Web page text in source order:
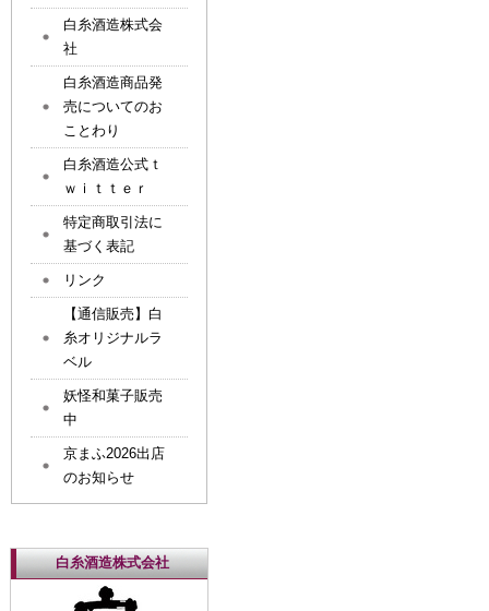
白糸酒造株式会
社
白糸酒造商品発
売についてのお
ことわり
白糸酒造公式ｔ
ｗｉｔｔｅｒ
特定商取引法に
基づく表記
リンク
【通信販売】白
糸オリジナルラ
ベル
妖怪和菓子販売
中
京まふ2026出店
のお知らせ
白糸酒造株式会社